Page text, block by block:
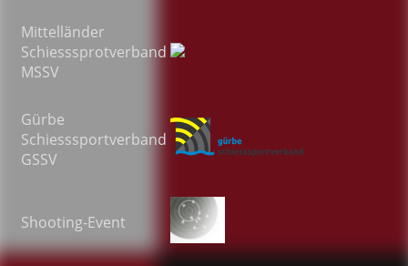
Mittelländer
Schiesssprotverband
MSSV
Gürbe
Schiesssportverband
GSSV
Shooting-Event